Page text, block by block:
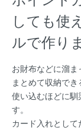
しても使
ルで作り
お財布などに溜
まとめて収納でき
使い込むほどに馴
す。
カード入れとし